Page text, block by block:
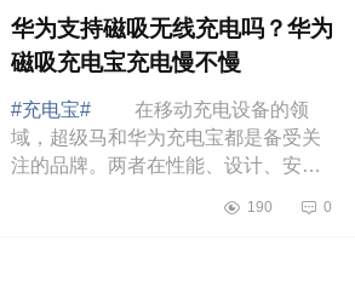
华为支持磁吸无线充电吗？华为
磁吸充电宝充电慢不慢
#充电宝#
在移动充电设备的领
域，超级马和华为充电宝都是备受关
注的品牌。两者在性能、设计、安全
下面小编为大家介绍下华为支持磁吸
190 0